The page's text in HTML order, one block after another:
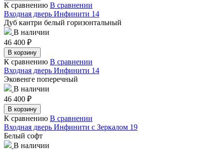
К сравнению В сравнении
Входная дверь Инфинити 14
Дуб кантри белый горизонтальный
В наличии
46 400 ₽
В корзину
К сравнению В сравнении
Входная дверь Инфинити 14
Эковенге поперечный
В наличии
46 400 ₽
В корзину
К сравнению В сравнении
Входная дверь Инфинити с Зеркалом 19
Белый софт
В наличии